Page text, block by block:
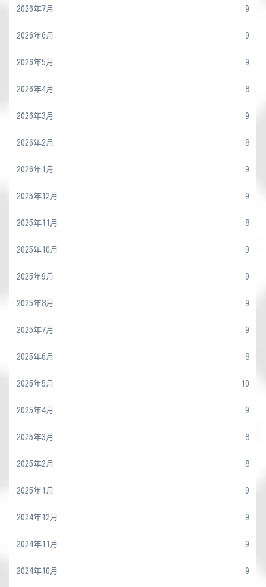
2026年7月 9
2026年6月 9
2026年5月 9
2026年4月 8
2026年3月 9
2026年2月 8
2026年1月 9
2025年12月 9
2025年11月 8
2025年10月 9
2025年9月 9
2025年8月 9
2025年7月 9
2025年6月 8
2025年5月 10
2025年4月 9
2025年3月 8
2025年2月 8
2025年1月 9
2024年12月 9
2024年11月 9
2024年10月 9